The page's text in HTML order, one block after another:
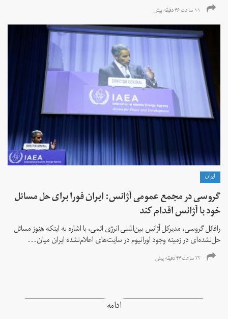
۱۱ ساعت ۴۶ دقیقه پیش
ايران
گروسی در مجمع عمومی آژانس: ایران فورا برای حل مسائل
خود با آژانس اقدام کند
رافائل گروسی، مدیرکل آژانس بین‌المللی انرژی اتمی، با اشاره به اینکه هنوز مسائل
حل‌نشده‌ای در زمینه وجود اورانیوم در سایت‌های اعلام‌نشده ایران میان...
۲۲ ساعت ۴۴ دقیقه پیش
ادامه